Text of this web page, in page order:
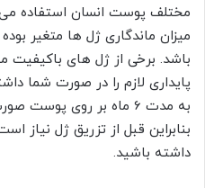
مختلف پوست انسان استفاده می
میزان ماندگاری ژل ها متغیر
باشد. برخی از ژل های باکیفیت
پایداری لازم را در صورت شما
به مدت 6 ماه بر روی
بنابراین قبل از تزریق ژل نیاز
داشته باشید.